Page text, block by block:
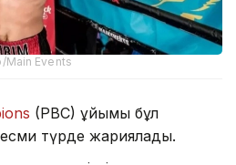
Main Events
(PBC) ұйымы бұл
түрде жариялады.